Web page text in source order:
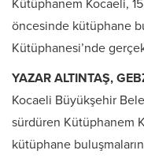
Kütüphanem Kocaeli,
öncesinde kütüphane
Kütüphanesi’nde
YAZAR ALTINTAŞ,
Kocaeli Büyükşehir
sürdüren Kütüphanem
kütüphane